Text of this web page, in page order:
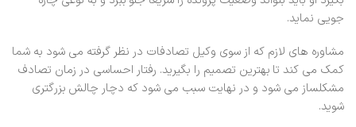
جویی نماید.
مشاوره های لازم که از سوی وکیل تصادفات در نظر گرفته می شود به شما
کمک می کند تا بهترین تصمیم را بگیرید. رفتار احساسی در زمان تصادف
مشکلساز می شود و در نهایت سبب می شود که دچار چالش بزرگتری
شوید.